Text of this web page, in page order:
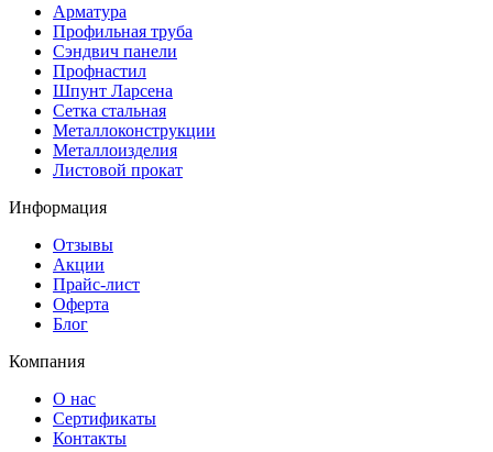
Арматура
Профильная труба
Сэндвич панели
Профнастил
Шпунт Ларсена
Сетка стальная
Металлоконструкции
Металлоизделия
Листовой прокат
Информация
Отзывы
Акции
Прайс-лист
Оферта
Блог
Компания
О нас
Сертификаты
Контакты